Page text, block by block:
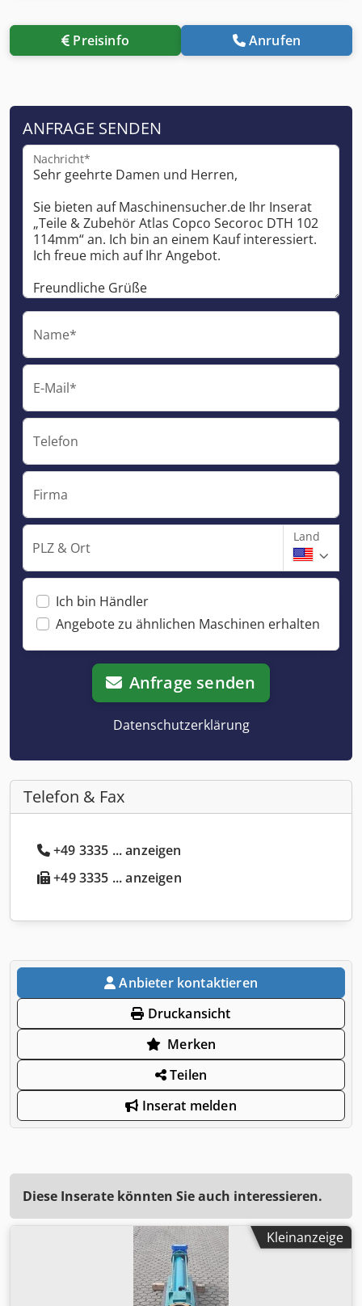
Preisinfo Anrufen
ANFRAGE SENDEN
Nachricht*
Name*
E-Mail*
Telefon
Firma
PLZ & Ort
Land
Ich bin Händler
Angebote zu ähnlichen Maschinen erhalten
Anfrage senden
Datenschutzerklärung
Telefon & Fax
+49 3335 ... anzeigen
+49 3335 ... anzeigen
Anbieter kontaktieren
Druckansicht
Merken
Teilen
Inserat melden
Diese Inserate könnten Sie auch interessieren.
Kleinanzeige